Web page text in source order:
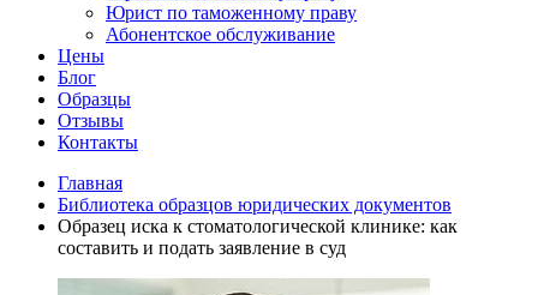
Юрист по таможенному праву
Абонентское обслуживание
Цены
Блог
Образцы
Отзывы
Контакты
Главная
Библиотека образцов юридических документов
Образец иска к стоматологической клинике: как
составить и подать заявление в суд